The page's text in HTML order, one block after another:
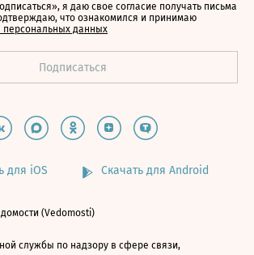
я даю свое согласие получать письма
что ознакомился и принимаю
персональных данных
для iOS Скачать для Android
(Vedomosti)
службы по надзору в сфере связи,